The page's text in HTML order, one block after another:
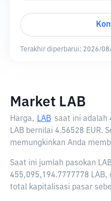
Terakhir diperbarui: 2026/
Market LAB
Harga, LAB saat ini adalah
LAB bernilai 4.56528 EUR.
memungkinkan Anda
Saat ini jumlah pasokan
455,095,194.7777778
total kapitalisasi pasar